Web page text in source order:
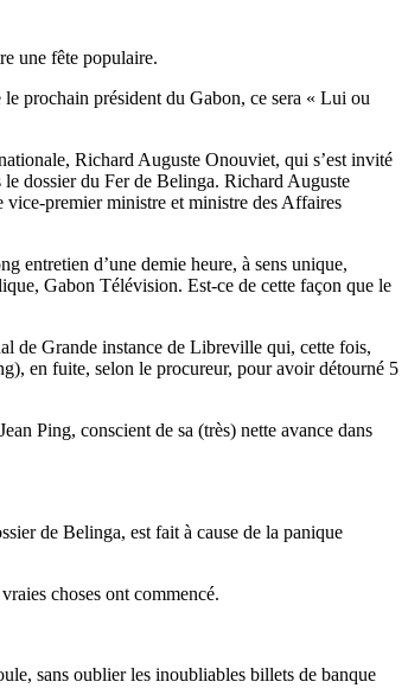
une fête populaire.
prochain président du Gabon, ce sera « Lui ou
Richard Auguste Onouviet, qui s’est invité
dossier du Fer de Belinga. Richard Auguste
vice-premier ministre et ministre des Affaires
entretien d’une demie heure, à sens unique,
Gabon Télévision. Est-ce de cette façon que le
de Grande instance de Libreville qui, cette fois,
en fuite, selon le procureur, pour avoir détourné 5
Ping, conscient de sa (très) nette avance dans
de Belinga, est fait à cause de la panique
choses ont commencé.
sans oublier les inoubliables billets de banque